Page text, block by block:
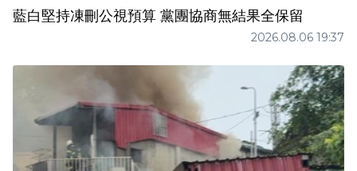
藍白堅持凍刪公視預算 黨團協商無結果全保留
2026.08.06 19:37